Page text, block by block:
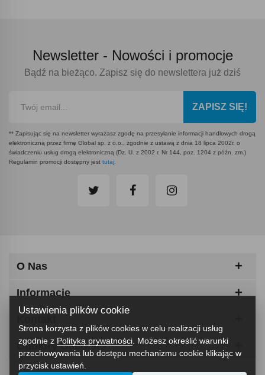
Newsletter - Nowości i promocje
Bądź na bieżąco. Zapisz się do newslettera już dziś
ZAPISZ SIĘ!
** Zapisując się na newsletter wyrażasz zgodę na przesyłanie informacji handlowych drogą
elektroniczną przez firmę Global sp. z o.o., zgodnie z ustawą z dnia 18 lipca 2002r. o
świadczeniu usług drogą elektroniczną (Dz. U. z 2002 r. Nr 144, poz. 1204 z późn. zm.)
Regulamin promocji dostępny jest tutaj.
O Nas
Informacje
Odbiory Osobiste
Ustawienia plików cookie
Strona korzysta z plików cookies w celu realizacji usług
zgodnie z Polityką prywatności . Możesz określić warunki
przechowywania lub dostępu mechanizmu cookie klikając w
przycisk ustawień.